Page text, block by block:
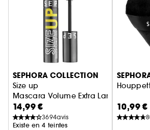
Ignorer le carrousel produits
SEPHORA COLLECTION
Size up
Mascara Volume Extra Large
14,99 €
3694avis
Existe en 4 teintes
10,99 €